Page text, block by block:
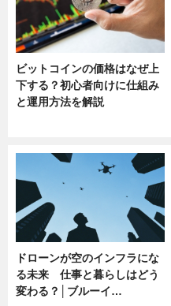
ビットコインの価格はなぜ上
下する？初心者向けに仕組み
と運用方法を解説
ドローンが空のインフラにな
る未来 仕事と暮らしはどう
変わる？│ブルーイ…